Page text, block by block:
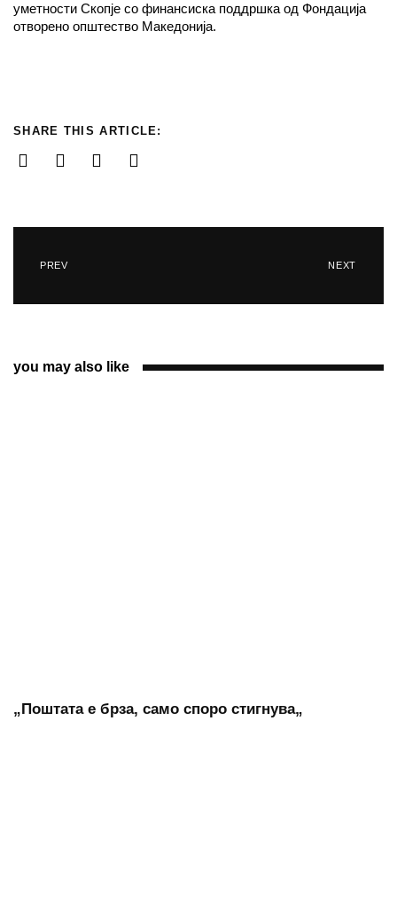
уметности Скопје со финансиска поддршка од Фондација
отворено општество Македонија.
SHARE THIS ARTICLE:
PREV NEXT
you may also like
„Поштата е брза, само споро стигнува„